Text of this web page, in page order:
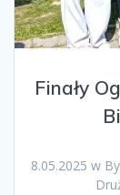
Finały
8.05.2025 w